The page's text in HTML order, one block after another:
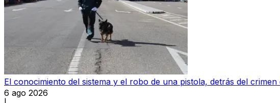
El conocimiento del sistema y el robo de una pistola, detrás del crimen
6 ago 2026